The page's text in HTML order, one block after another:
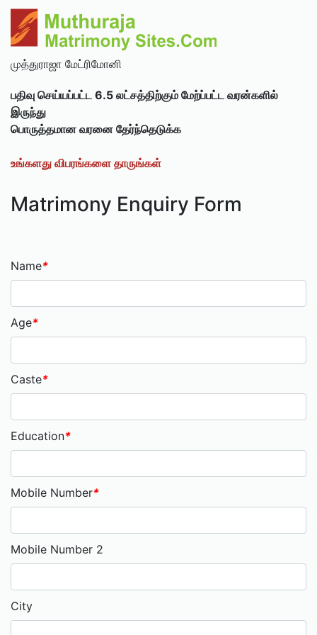
முத்துராஜா மேட்ரிமோனி
பதிவு செய்யப்பட்ட 6.5 லட்சத்திற்கும் மேற்ப்பட்ட வரன்களில்
இருந்து
பொருத்தமான வரனை தேர்ந்தெடுக்க
உங்களது விபரங்களை தாருங்கள்
Matrimony Enquiry Form
Name*
Age*
Caste*
Education*
Mobile Number*
Mobile Number 2
City